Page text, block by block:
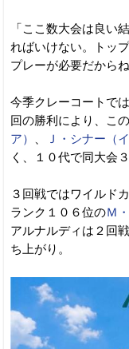
「ここ数大会は良い
ればいけない。トッ
プレーが必要だからね
今季クレーコートで
回の勝利により、こ
ア）
、 Ｊ・シナー（
く、１０代で同大会
３回戦ではワイルド
ランク１０６位のＭ
アルナルディは２回
ち上がり。